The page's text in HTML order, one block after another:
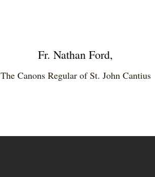
Fr. Nathan Ford,
The Canons Regular of St. John Cantius